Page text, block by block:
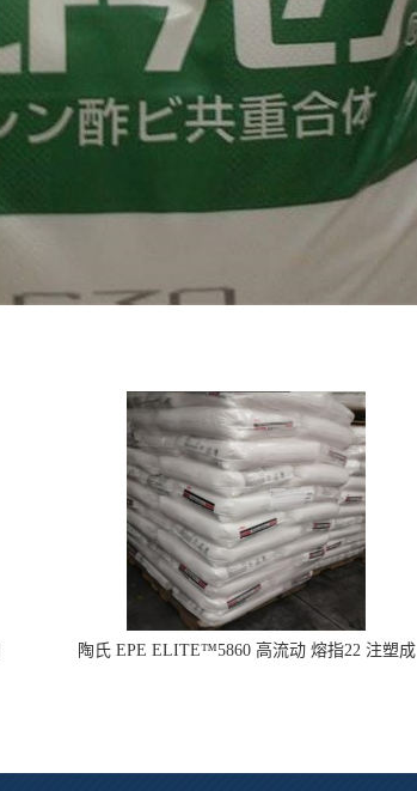
陶氏 EPE ELITE™5860 高流动 熔指22 注塑成